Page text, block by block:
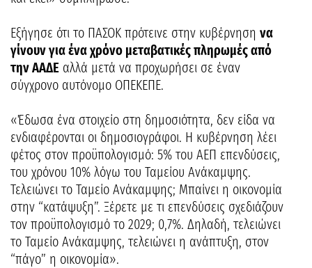
Εξήγησε ότι το ΠΑΣΟΚ πρότεινε στην κυβέρνηση να
γίνουν για ένα χρόνο μεταβατικές πληρωμές από
την ΑΑΔΕ αλλά μετά να προχωρήσει σε έναν
σύγχρονο αυτόνομο ΟΠΕΚΕΠΕ.
«Έδωσα ένα στοιχείο στη δημοσιότητα, δεν είδα να
ενδιαφέρονται οι δημοσιογράφοι. Η κυβέρνηση λέει
φέτος στον προϋπολογισμό: 5% του ΑΕΠ επενδύσεις,
του χρόνου 10% λόγω του Ταμείου Ανάκαμψης.
Τελειώνει το Ταμείο Ανάκαμψης; Μπαίνει η οικονομία
στην “κατάψυξη”. Ξέρετε με τι επενδύσεις σχεδιάζουν
τον προϋπολογισμό το 2029; 0,7%. Δηλαδή, τελειώνει
το Ταμείο Ανάκαμψης, τελειώνει η ανάπτυξη, στον
“πάγο” η οικονομία».